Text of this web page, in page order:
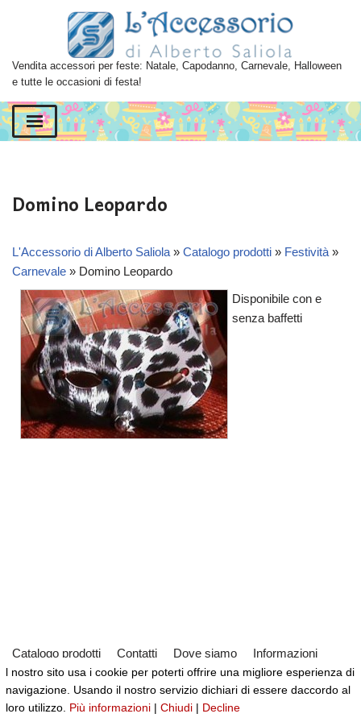
al
contenuto
Vendita accessori per feste: Natale, Capodanno, Carnevale, Halloween
e tutte le occasioni di festa!
Domino Leopardo
L'Accessorio di Alberto Saliola » Catalogo prodotti » Festività »
Carnevale » Domino Leopardo
Disponibile con e
senza baffetti
Catalogo prodotti Contatti Dove siamo
Informazioni
Partner
Servizi Virtual Tour del Negozio
Neve| Powered byWordPress
l nostro sito usa i cookie per poterti offrire una migliore esperienza di
navigazione. Usando il nostro servizio dichiari di essere daccordo al
loro utilizzo. Più informazioni | Chiudi | Decline